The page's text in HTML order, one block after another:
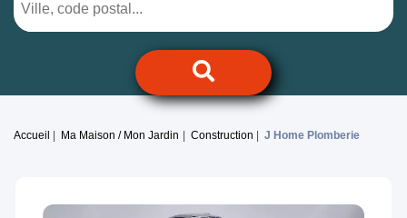
Accueil Ma Maison / Mon Jardin Construction J Home Plomberie